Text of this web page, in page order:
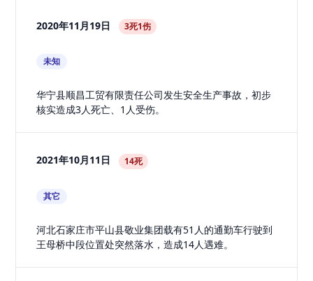
2020年11月19日 3死1伤
未知
华宁县顺昌工贸有限责任公司发生安全生产事故，初步
核实造成3人死亡、1人受伤。
2021年10月11日 14死
其它
河北石家庄市平山县敬业集团载有51人的通勤车行驶到
王母桥中段位置处突然落水，造成14人遇难。